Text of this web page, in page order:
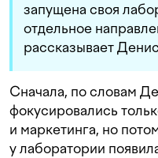
запущена своя
отдельное
рассказывает
Сначала, по словам
фокусировались
и маркетинга, но
у лаборатории